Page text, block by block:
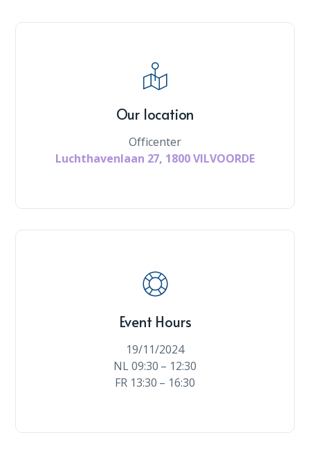
Our location
Officenter
Luchthavenlaan 27, 1800 VILVOORDE
Event Hours
19/11/2024
NL 09:30 – 12:30
FR 13:30 – 16:30